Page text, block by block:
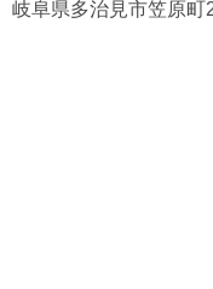
岐阜県多治見市笠原町